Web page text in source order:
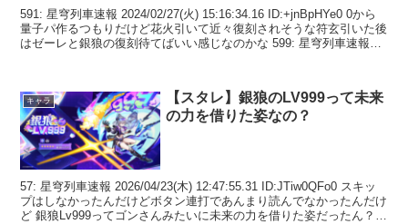
591: 星穹列車速報 2024/02/27(火) 15:16:34.16 ID:+jnBpHYe0 0から
量子パ作るつもりだけど花火引いて近々復刻されそうな符玄引いた後
はゼーレと銀狼の復刻待てばいい感じなのかな 599: 星穹列車速報
キャラ
【スタレ】銀狼のLV999って未来
の力を借りた姿なの？
57: 星穹列車速報 2026/04/23(木) 12:47:55.31 ID:JTiw0QFo0 スキッ
プはしなかったんだけどボタン連打であんまり読んでなかったんだけ
ど 銀狼Lv999ってゴンさんみたいに未来の力を借りた姿だったん？